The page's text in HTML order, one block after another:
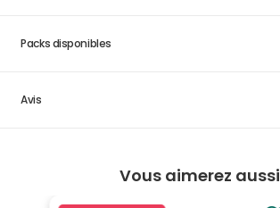
Packs disponibles
Avis
Vous aimerez aussi